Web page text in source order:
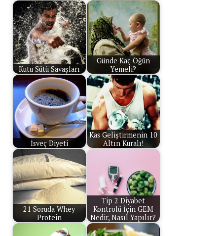
Kutu Sütü Savaşları
Günde Kaç Öğün
Yemeli?
İsveç Diyeti
Kas Geliştirmenin 10
Altın Kuralı!
21 Soruda Whey
Protein
Tip 2 Diyabet
Kontrolü İçin GEM
Nedir, Nasıl Yapılır?